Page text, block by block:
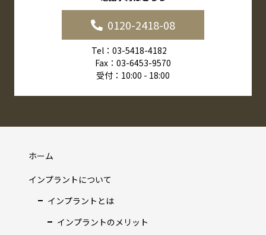
0120-2418-08
Tel：03-5418-4182
Fax：03-6453-9570
受付：10:00 - 18:00
ホーム
インプラントについて
インプラントとは
インプラントのメリット